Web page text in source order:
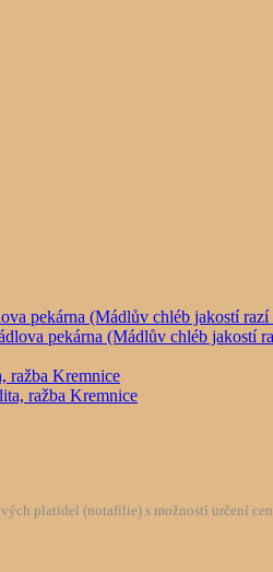
pekárna (Mádlův chléb jakostí razí
ražba Kremnice
platidel (notafilie) s možností určení